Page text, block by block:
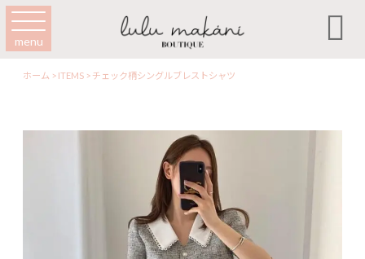
menu 
ホーム >ITEMS >チェック柄シングルブレストシャツ